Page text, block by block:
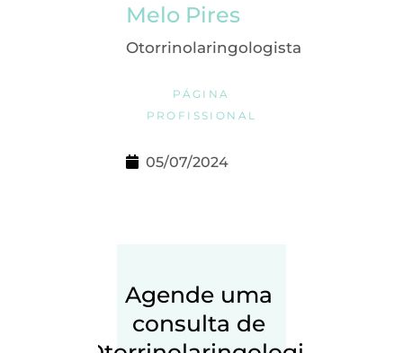
Melo Pires
Otorrinolaringologista
PÁGINA
PROFISSIONAL
05/07/2024
Agende uma
consulta de